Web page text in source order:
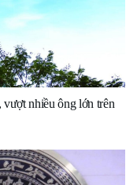
nhiều ông lớn trên